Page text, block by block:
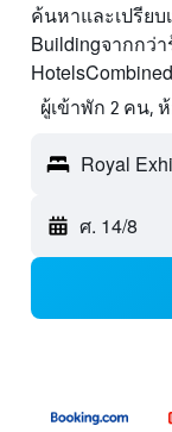
ค้นหาและเปรียบ
Buildingจากกว่
ผู้เข้าพัก 2 คน,
ศ. 14/8